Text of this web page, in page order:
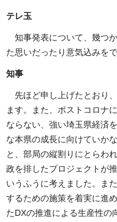
テレ玉
知事発表について、幾つ
た思いだったり意気込みを
知事
先ほど申し上げたとおり
ます。また、ポストコロナ
ならない、強い埼玉県経済
な本県の成長に向けていか
と、部局の縦割りにとらわ
政を排したプロジェクトが
いうふうに考えました。ま
するための施策を着実に進
たDXの推進による生産性の